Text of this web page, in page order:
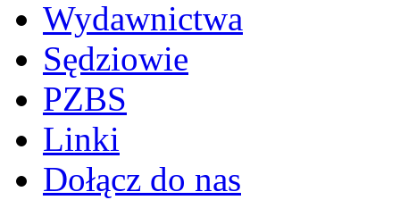
Wydawnictwa
Sędziowie
PZBS
Linki
Dołącz do nas